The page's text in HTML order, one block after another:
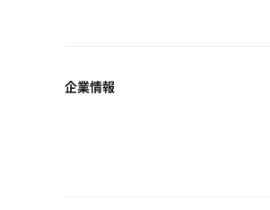
企業情報